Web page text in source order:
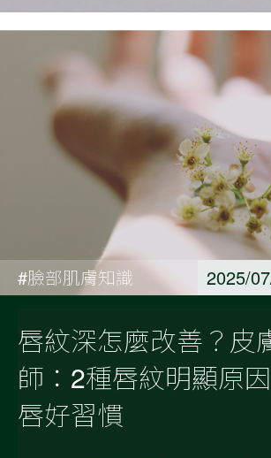
#臉部肌膚知識 2025/
唇紋深怎麼改善？皮
師：2種唇紋明顯原
唇好習慣